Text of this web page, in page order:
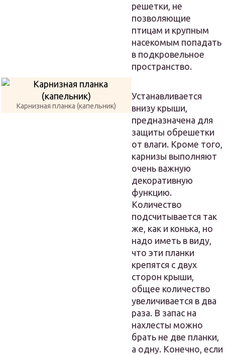
решетки, не
позволяющие
птицам и крупным
насекомым попадать
в подкровельное
пространство.
Карнизная планка (капельник)
Устанавливается
внизу крыши,
предназначена для
защиты обрешетки
от влаги. Кроме того,
карнизы выполняют
очень важную
декоративную
функцию.
Количество
подсчитывается так
же, как и конька, но
надо иметь в виду,
что эти планки
крепятся с двух
сторон крыши,
общее количество
увеличивается в два
раза. В запас на
нахлесты можно
брать не две планки,
а одну. Конечно, если